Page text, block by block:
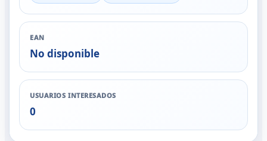
EAN
No disponible
USUARIOS INTERESADOS
0